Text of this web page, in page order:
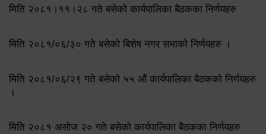
मिति २०८१।११।२८ गते बसेको कार्यपालिका बैठकका निर्णयहरु
मिति २०८१/०६/३० गते बसेको बिशेष नगर सभाको निर्णयहरु ।
मिति २०८१/०६/२९ गते बसेको ५५ औं कार्यपालिका बैठकको निर्णयहरु
।
मिति २०८१ असोज २० गते बसेको कार्यपालिका बैठकका निर्णयहरु